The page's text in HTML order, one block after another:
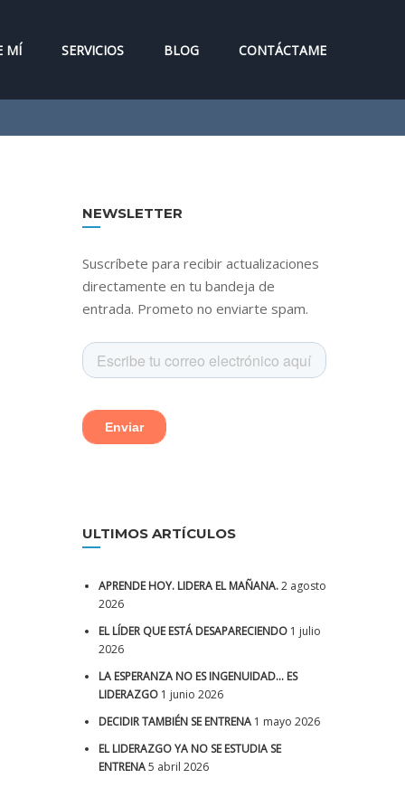
MÍ SERVICIOS BLOG CONTÁCTAME
NEWSLETTER
Suscríbete para recibir actualizaciones
directamente en tu bandeja de
entrada. Prometo no enviarte spam.
ULTIMOS ARTÍCULOS
APRENDE HOY. LIDERA EL MAÑANA.2 agosto
2026
EL LÍDER QUE ESTÁ DESAPARECIENDO 1 julio
2026
LA ESPERANZA NO ES INGENUIDAD… ES
LIDERAZGO 1 junio 2026
DECIDIR TAMBIÉN SE ENTRENA 1 mayo 2026
EL LIDERAZGO YA NO SE ESTUDIA SE
ENTRENA5 abril 2026